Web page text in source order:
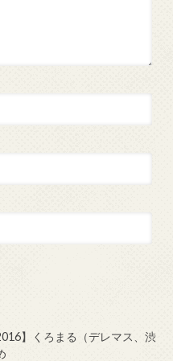
】くろまる（デレマス、渋